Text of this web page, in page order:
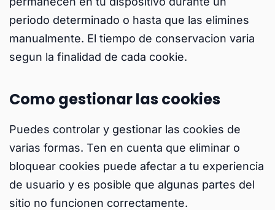
periodo determinado o hasta que las elimines
manualmente. El tiempo de conservacion varia
segun la finalidad de cada cookie.
Como gestionar las cookies
Puedes controlar y gestionar las cookies de
varias formas. Ten en cuenta que eliminar o
bloquear cookies puede afectar a tu experiencia
de usuario y es posible que algunas partes del
sitio no funcionen correctamente.